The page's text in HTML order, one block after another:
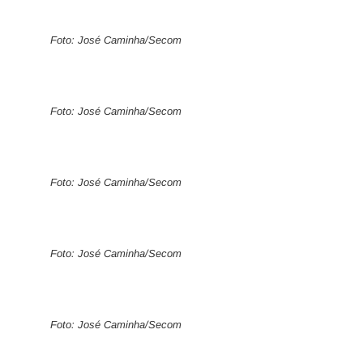
Foto: José Caminha/Secom
Foto: José Caminha/Secom
Foto: José Caminha/Secom
Foto: José Caminha/Secom
Foto: José Caminha/Secom